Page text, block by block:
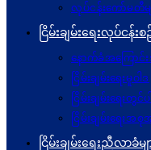
လုပ်ငန်းကော်မတီမျ
ငြိမ်းချမ်းရေးလုပ်ငန်းစဉ်
နောက်ခံအကြောင်
ငြိမ်းချမ်းရေးမူဝါဒ
ငြိမ်းချမ်းရေးတွ
ငြိမ်းချမ်းရေးအ
ငြိမ်းချမ်းရေးညီလာခံမျ